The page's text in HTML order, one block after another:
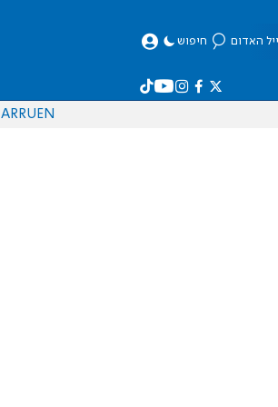
האדום חיפוש
EN
RU
AR